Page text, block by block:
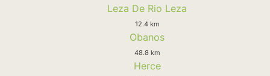
Leza De Rio Leza
12.4 km
Obanos
48.8 km
Herce